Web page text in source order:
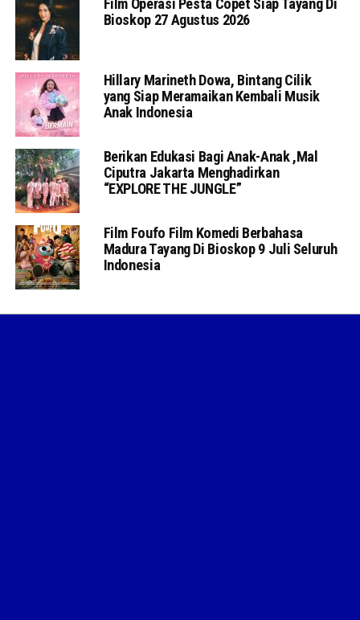
Film Operasi Pesta Copet Siap Tayang Di
Bioskop 27 Agustus 2026
Hillary Marineth Dowa, Bintang Cilik
yang Siap Meramaikan Kembali Musik
Anak Indonesia
Berikan Edukasi Bagi Anak-Anak ,Mal
Ciputra Jakarta Menghadirkan
“EXPLORE THE JUNGLE”
Film Foufo Film Komedi Berbahasa
Madura Tayang Di Bioskop 9 Juli Seluruh
Indonesia